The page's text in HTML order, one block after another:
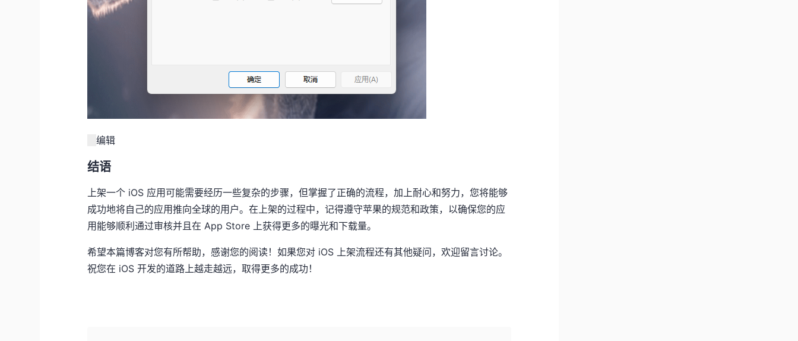
编辑
结语
上架一个 iOS 应用可能需要经历一些复杂的步骤，但掌握了正确的流程，加上耐心和努力，您将能够
成功地将自己的应用推向全球的用户。在上架的过程中，记得遵守苹果的规范和政策，以确保您的应
用能够顺利通过审核并且在 App Store 上获得更多的曝光和下载量。
希望本篇博客对您有所帮助，感谢您的阅读！如果您对 iOS 上架流程还有其他疑问，欢迎留言讨论。
祝您在 iOS 开发的道路上越走越远，取得更多的成功！